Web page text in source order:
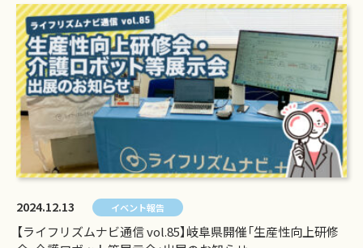
2024.12.13 イベント報告
【ライフリズムナビ通信 vol.85】岐阜県開催「生産性向上研修